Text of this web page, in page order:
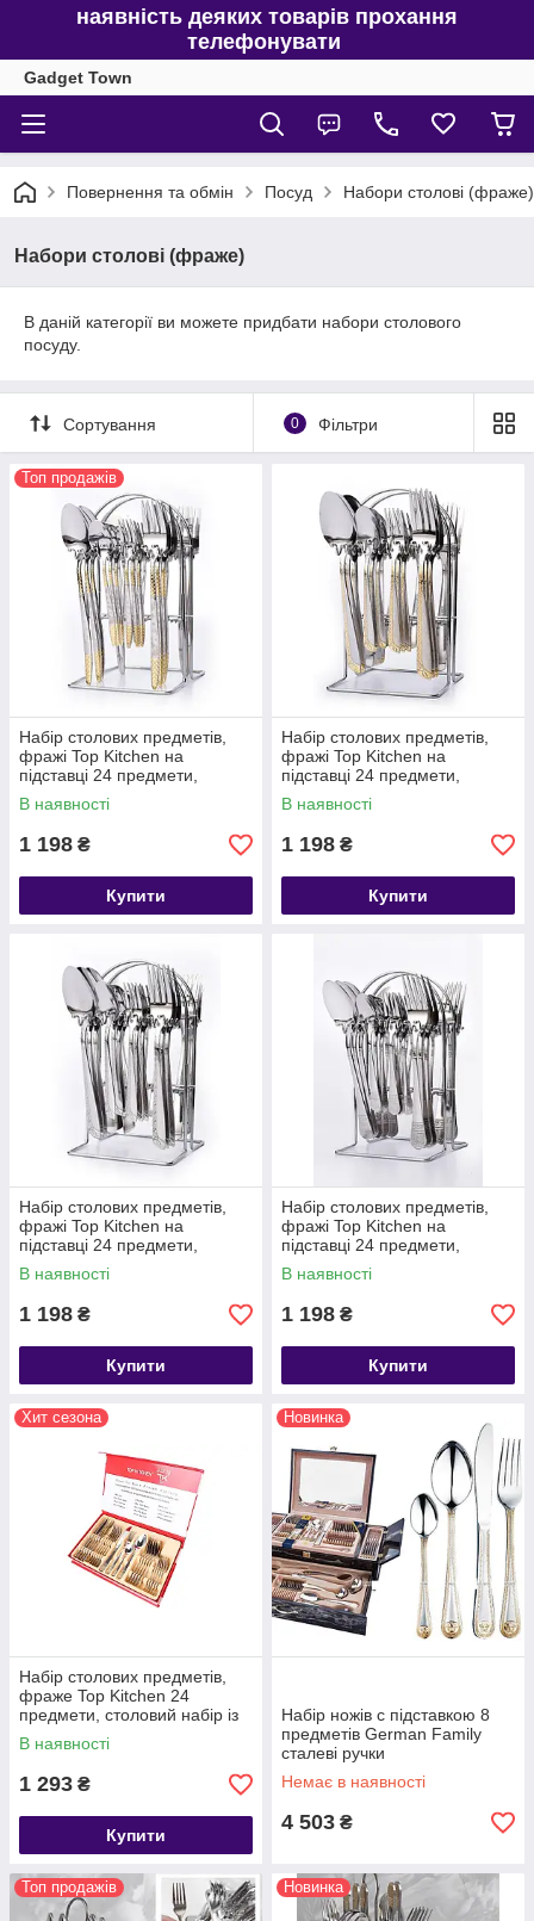
наявність деяких товарів прохання
телефонувати
Gadget Town
Повернення та обмін Посуд Набори столові (фраже)
Набори столові (фраже)
В даній категорії ви можете придбати набори столового
посуду.
Сортування 0 Фільтри
Топ продажів
Набір столових предметів,
фражі Top Kitchen на
підставці 24 предмети,
столовий набір із неіржавкої
сталі
В наявності
1 198 ₴
Купити
Набір столових предметів,
фражі Top Kitchen на
підставці 24 предмети,
столовий набір із неіржавкої
сталі
В наявності
1 198 ₴
Купити
Набір столових предметів,
фражі Top Kitchen на
підставці 24 предмети,
столовий набір із неіржавкої
сталі
В наявності
1 198 ₴
Купити
Набір столових предметів,
фражі Top Kitchen на
підставці 24 предмети,
столовий набір із неіржавкої
сталі
В наявності
1 198 ₴
Купити
Хит сезона
Набір столових предметів,
фраже Top Kitchen 24
предмети, столовий набір із
неіржавкої сталі
В наявності
1 293 ₴
Купити
Новинка
Набір ножів c підставкою 8
предметів German Family
сталеві ручки
Немає в наявності
4 503 ₴
Топ продажів Новинка